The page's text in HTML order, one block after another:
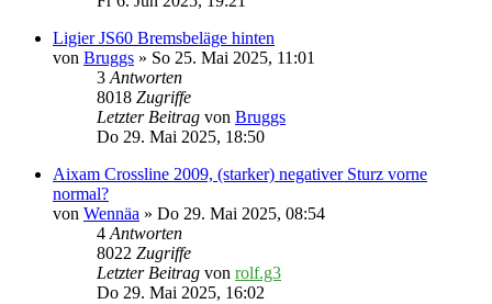
Ligier JS60 Bremsbeläge hinten
von Bruggs » So 25. Mai 2025, 11:01
3Antworten
8018 Zugriffe
Letzter Beitrag von Bruggs
Do 29. Mai 2025, 18:50
Aixam Crossline 2009, (starker) negativer Sturz vorne
normal?
von Wennäa » Do 29. Mai 2025, 08:54
4Antworten
8022 Zugriffe
Letzter Beitrag von rolf.g3
Do 29. Mai 2025, 16:02